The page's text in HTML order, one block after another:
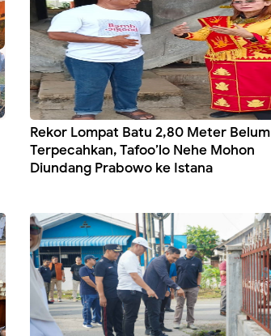
Rekor Lompat Batu 2,80 Meter Belum
Terpecahkan, Tafoo’lo Nehe Mohon
Diundang Prabowo ke Istana